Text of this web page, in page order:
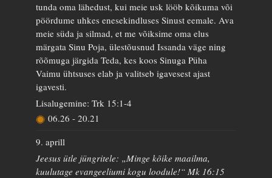
tunda oma lähedust, kui meie usk lööb kõikuma või
pöördume uhkes enesekindluses Sinust eemale. Ava
meie süda ja silmad, et me võiksime oma elus
märgata Sinu Poja, ülestõusnud Issanda väge ning
rõõmuga järgida Teda, kes koos Sinuga Püha
Vaimu ühtsuses elab ja valitseb igavesest ajast
igavesti.
Lisalugemine: Trk 15:1-4
06.26 - 20.21
9. aprill
Jeesus ütle jüngritele: „Minge kõike maailma,
kuulutage evangeeliumi kogu loodule!“ Mk 16:15